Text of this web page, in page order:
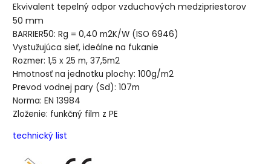
Ekvivalent tepelný odpor vzduchových medzipriestorov
50 mm
BARRIER50: Rg = 0,40 m2K/W (ISO 6946)
Vystužujúca sieť, ideálne na fukanie
Rozmer: 1,5 x 25 m, 37,5m2
Hmotnosť na jednotku plochy: 100g/m2
Prevod vodnej pary (Sd): 107m
Norma: EN 13984
Zloženie: funkčný film z PE
technický list